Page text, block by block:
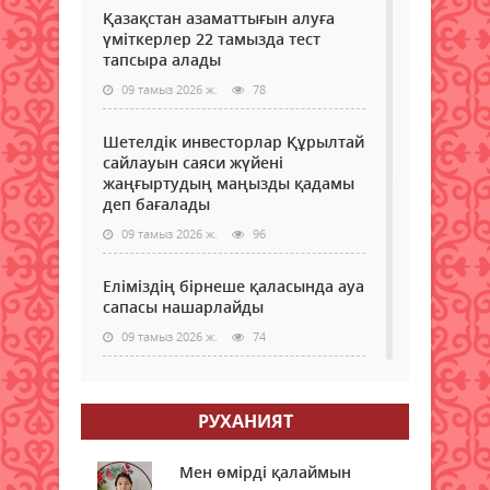
әрі
Ал
пен
Кей
Base
іске
жоба
Бұл
Sky
&
Қазақстан азаматтығын алуға
үміткерлер 22 тамызда тест
тапсыра алады
09 тамыз 2026 ж. 78
Шетелдік инвесторлар Құрылтай
сайлауын саяси жүйені
жаңғыртудың маңызды қадамы
деп бағалады
09 тамыз 2026 ж. 96
Еліміздің бірнеше қаласында ауа
сапасы нашарлайды
09 тамыз 2026 ж. 74
электронды визаны іске қосады
09 тамыз 2026 ж. 82
РУХАНИЯТ
Мен өмірді қалаймын